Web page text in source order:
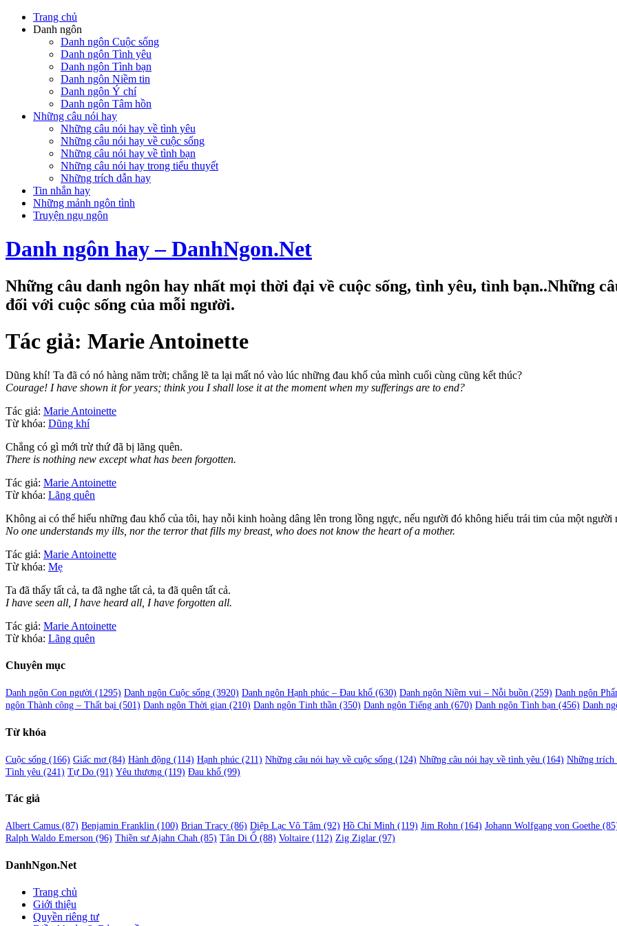
Trang chủ
Danh ngôn
Danh ngôn Cuộc sống
Danh ngôn Tình yêu
Danh ngôn Tình bạn
Danh ngôn Niềm tin
Danh ngôn Ý chí
Danh ngôn Tâm hồn
Những câu nói hay
Những câu nói hay về tình yêu
Những câu nói hay về cuộc sống
Những câu nói hay về tình bạn
Những câu nói hay trong tiểu thuyết
Những trích dẫn hay
Tin nhắn hay
Những mảnh ngôn tình
Truyện ngụ ngôn
Danh ngôn hay – DanhNgon.Net
Những câu danh ngôn hay nhất mọi thời đại về cuộc sống, tình yêu, tình bạn..Những
đối với cuộc sống của mỗi người.
Tác giả: Marie Antoinette
Dũng khí! Ta đã có nó hàng năm trời; chẳng lẽ ta lại mất nó vào lúc những đau khổ của mình cuối cùng cũng kết thúc?
Courage! I have shown it for years; think you I shall lose it at the moment when my sufferings are to end?
Tác giả: Marie Antoinette
Từ khóa: Dũng khí
Chẳng có gì mới trừ thứ đã bị lãng quên.
There is nothing new except what has been forgotten.
Tác giả: Marie Antoinette
Từ khóa: Lãng quên
Không ai có thể hiểu những đau khổ của tôi, hay nỗi kinh hoàng dâng lên trong lồng ngực, nếu người đó không hiểu trái tim của một người
No one understands my ills, nor the terror that fills my breast, who does not know the heart of a mother.
Tác giả: Marie Antoinette
Từ khóa: Mẹ
Ta đã thấy tất cả, ta đã nghe tất cả, ta đã quên tất cả.
I have seen all, I have heard all, I have forgotten all.
Tác giả: Marie Antoinette
Từ khóa: Lãng quên
Chuyên mục
Danh ngôn Con người (1295) Danh ngôn Cuộc sống (3920) Danh ngôn Hạnh phúc – Đau khổ (630) Danh ngôn Niềm vui – Nỗi buồn (259) Danh ngôn
ngôn Thành công – Thất bại (501) Danh ngôn Thời gian (210) Danh ngôn Tinh thần (350) Danh ngôn Tiếng anh (670) Danh ngôn Tình bạn (456) Danh
Từ khóa
Cuộc sống (166) Giấc mơ(84) Hành động (114) Hạnh phúc (211) Những câu nói hay về cuộc sống (124) Những câu nói hay về tình yêu (164) Những trích
Tình yêu (241) Tự Do (91) Yêu thương (119) Đau khổ (99)
Tác giả
Albert Camus (87) Benjamin Franklin (100) Brian Tracy (86) Diệp Lạc Vô Tâm (92) Hồ Chí Minh (119) Jim Rohn (164) Johann Wolfgang von Goethe
Ralph Waldo Emerson (96) Thiền sư Ajahn Chah (85) Tân Di Ổ (88) Voltaire (112) Zig Ziglar (97)
DanhNgon.Net
Trang chủ
Giới thiệu
Quyền riêng tư